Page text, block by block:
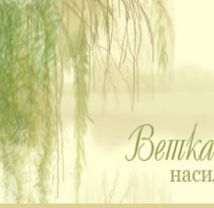
о помощи» много